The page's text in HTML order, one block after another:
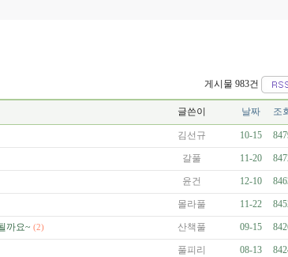
게시물 983건
글쓴이 날짜 조
김선규 10-15
갈풀 11-20
윤건 12-10
몰라풀 11-22
까요~ (2) 산책풀 09-15
풀피리 08-13